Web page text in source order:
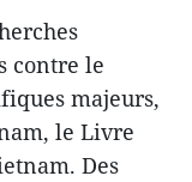
contre le
majeurs,
le Livre
Des